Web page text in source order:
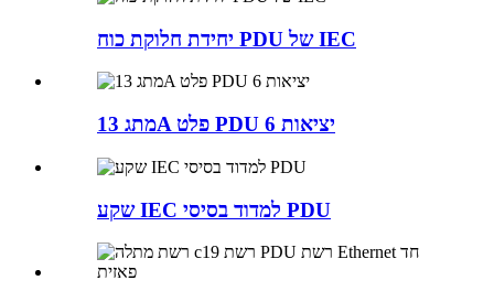
יחידת חלוקת כוח PDU של IEC
מתג 13A פלט PDU 6 יציאות
שקע IEC למדוד בסיסי PDU